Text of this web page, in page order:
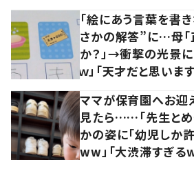
「絵にあう言葉を書
さかの解答”に…母「
か？」→衝撃の光景に
ｗ」「天才だと思います
ママが保育園へお
見たら……「先生とめ
かの姿に「幼児しか
ww」「大渋滞すぎるw